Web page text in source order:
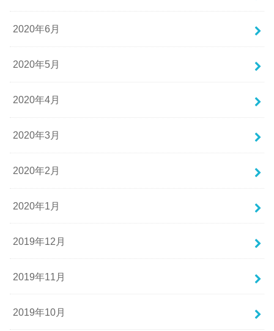
2020年6月
2020年5月
2020年4月
2020年3月
2020年2月
2020年1月
2019年12月
2019年11月
2019年10月